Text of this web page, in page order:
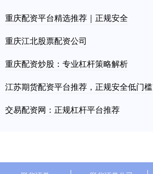
重庆配资平台精选推荐｜正规安全
重庆江北股票配资公司
重庆配资炒股：专业杠杆策略解析
江苏期货配资平台推荐，正规安全低门槛
交易配资网：正规杠杆平台推荐